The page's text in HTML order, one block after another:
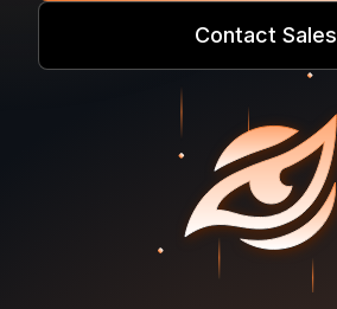
Contact Sales